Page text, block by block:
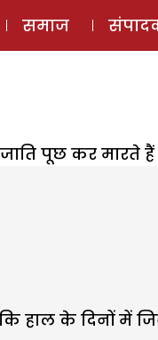
समाज
जाति पूछ कर मारते हैं
कि हाल के दिनों में